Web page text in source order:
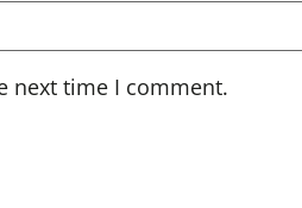
next time I comment.